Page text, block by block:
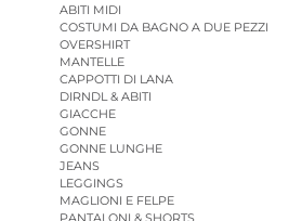
ABITI MIDI
COSTUMI DA BAGNO A DUE PEZZI
OVERSHIRT
MANTELLE
CAPPOTTI DI LANA
DIRNDL & ABITI
GIACCHE
GONNE
GONNE LUNGHE
JEANS
LEGGINGS
MAGLIONI E FELPE
PANTALONI & SHORTS